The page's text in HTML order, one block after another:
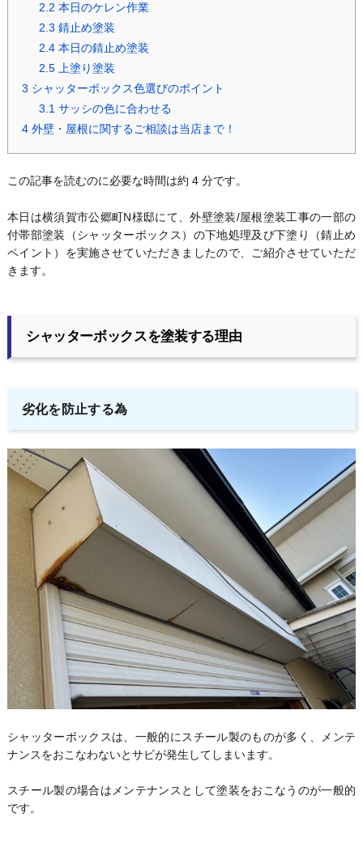
2.2 本日のケレン作業
2.3 錆止め塗装
2.4本日の錆止め塗装
2.5上塗り塗装
3 シャッターボックス色選びのポイント
3.1 サッシの色に合わせる
4外壁・屋根に関するご相談は当店まで！
この記事を読むのに必要な時間は約 4 分です。
本日は横須賀市公郷町N様邸にて、外壁塗装/屋根塗装工事の一部の
付帯部塗装（シャッターボックス）の下地処理及び下塗り（錆止め
ペイント）を実施させていただきましたので、ご紹介させていただ
きます。
シャッターボックスを塗装する理由
劣化を防止する為
シャッターボックスは、一般的にスチール製のものが多く、メンテ
ナンスをおこなわないとサビが発生してしまいます。
スチール製の場合はメンテナンスとして塗装をおこなうのが一般的
です。